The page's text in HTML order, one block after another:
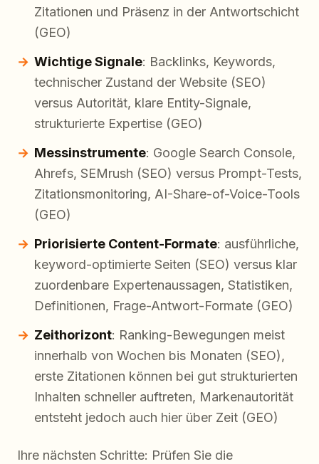
Zitationen und Präsenz in der Antwortschicht
(GEO)
Wichtige Signale: Backlinks, Keywords,
technischer Zustand der Website (SEO)
versus Autorität, klare Entity-Signale,
strukturierte Expertise (GEO)
Messinstrumente: Google Search Console,
Ahrefs, SEMrush (SEO) versus Prompt-Tests,
Zitationsmonitoring, AI-Share-of-Voice-Tools
(GEO)
Priorisierte Content-Formate: ausführliche,
keyword-optimierte Seiten (SEO) versus klar
zuordenbare Expertenaussagen, Statistiken,
Definitionen, Frage-Antwort-Formate (GEO)
Zeithorizont: Ranking-Bewegungen meist
innerhalb von Wochen bis Monaten (SEO),
erste Zitationen können bei gut strukturierten
Inhalten schneller auftreten, Markenautorität
entsteht jedoch auch hier über Zeit (GEO)
Ihre nächsten Schritte: Prüfen Sie die